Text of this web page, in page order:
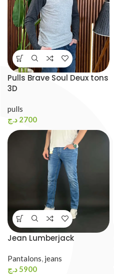
Pulls Brave Soul Deux tons
3D
pulls
2700 د.ج
Jean Lumberjack
Pantalons, jeans
5900د.ج